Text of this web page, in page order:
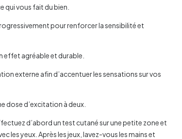
qui vous fait du bien.
pour renforcer la sensibilité et
effet agréable et durable.
externe afin d’accentuer les sensations sur vos
dose d’excitation à deux.
d’abord un test cutané sur une petite zone et
les yeux. Après les jeux, lavez-vous les mains et